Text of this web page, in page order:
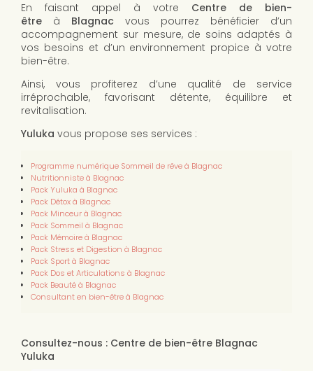
En faisant appel à votre Centre de bien-
être à Blagnac vous pourrez bénéficier d’un
accompagnement sur mesure, de soins adaptés à
vos besoins et d’un environnement propice à votre
bien-être.
Ainsi, vous profiterez d’une qualité de service
irréprochable, favorisant détente, équilibre et
revitalisation.
Yuluka vous propose ses services :
Programme numérique Sommeil de rêve à Blagnac
Nutritionniste à Blagnac
Pack Yuluka à Blagnac
Pack Détox à Blagnac
Pack Minceur à Blagnac
Pack Sommeil à Blagnac
Pack Mémoire à Blagnac
Pack Stress et Digestion à Blagnac
Pack Sport à Blagnac
Pack Dos et Articulations à Blagnac
Pack Beauté à Blagnac
Consultant en bien-être à Blagnac
Consultez-nous : Centre de bien-être Blagnac
Yuluka